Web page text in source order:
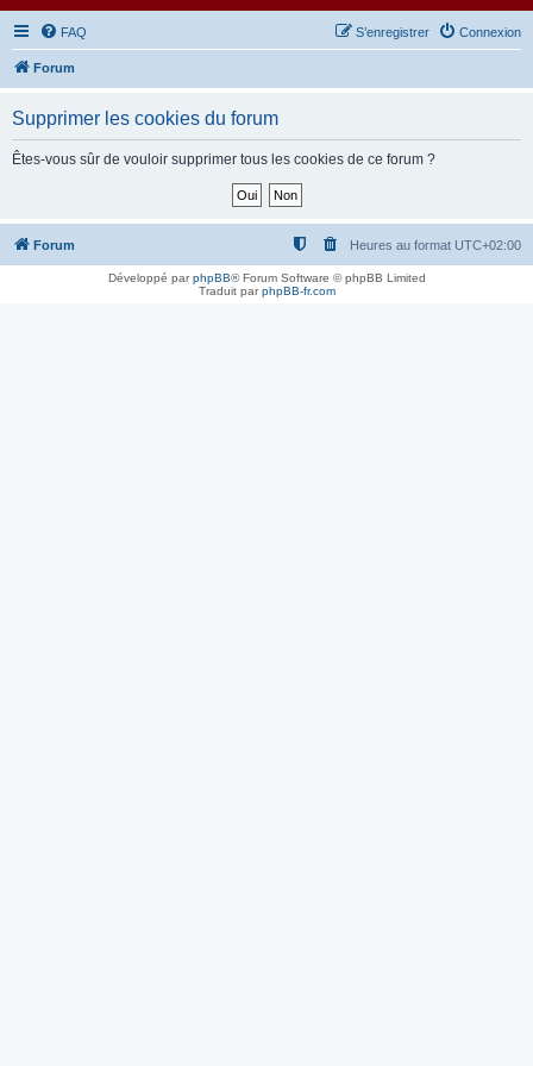
FAQ Connexion
S’enregistrer
Forum
Supprimer les cookies du forum
Êtes-vous sûr de vouloir supprimer tous les cookies de ce forum ?
Forum Heures au format UTC+02:00
Développé parphpBB® Forum Software © phpBB Limited
Traduit parphpBB-fr.com